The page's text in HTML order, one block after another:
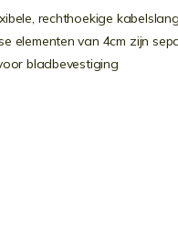
rechthoekige kabelslang
elementen van 4cm zijn
bladbevestiging